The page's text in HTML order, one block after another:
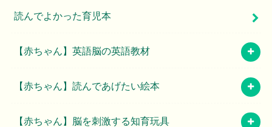
読んでよかった育児本
【赤ちゃん】英語脳の英語教材
【赤ちゃん】読んであげたい絵本
【赤ちゃん】脳を刺激する知育玩具